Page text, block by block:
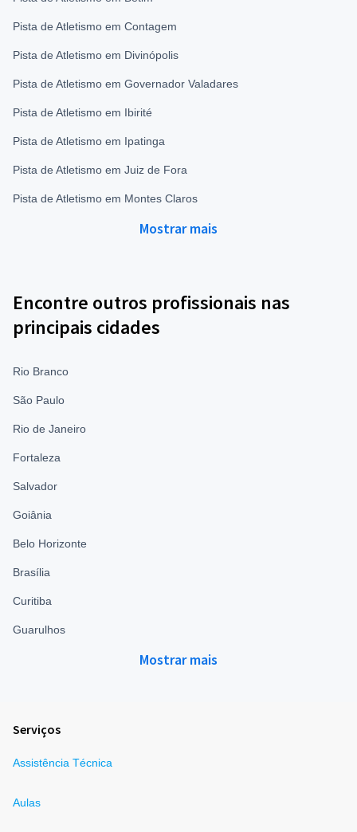
Pista de Atletismo em Contagem
Pista de Atletismo em Divinópolis
Pista de Atletismo em Governador Valadares
Pista de Atletismo em Ibirité
Pista de Atletismo em Ipatinga
Pista de Atletismo em Juiz de Fora
Pista de Atletismo em Montes Claros
Mostrar mais
Encontre outros profissionais nas
principais cidades
Rio Branco
São Paulo
Rio de Janeiro
Fortaleza
Salvador
Goiânia
Belo Horizonte
Brasília
Curitiba
Guarulhos
Mostrar mais
Serviços
Assistência Técnica
Aulas